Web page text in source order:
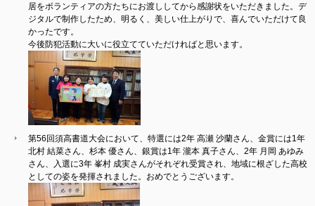
居をボランティアの方たちにお渡ししてから感謝状をいただきました。デ
ジタルで制作したため、明るく、美しい仕上がりで、喜んでいただけて良
かったです。
今後防犯活動に大いに役立てていただければと思います。
第56回須高書道大会において、特選には2年 高瀬 沙蘭さん、金賞には1年
北村 結菜さん、杉本 優さん、銀賞は1年 瀧本 真子さん、2年 月岡 あゆみ
さん、入選に3年 峯村 成実さんがそれぞれ受賞され、地域に根ざした高校
としての姿を発揮されました。おめでとうございます。